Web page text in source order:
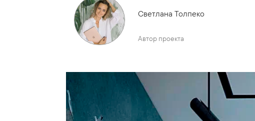
Светлана Толпеко
Автор проекта